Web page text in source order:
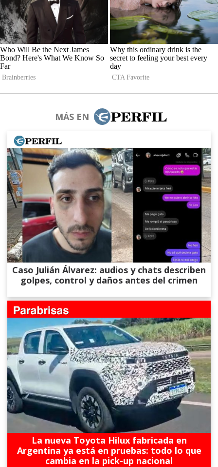
MÁS EN
Caso Julián Álvarez: audios y chats describen
golpes, control y daños antes del crimen
La nueva Toyota Hilux fabricada en
Argentina ya está en pruebas: todo lo que
cambia en la pick-up nacional